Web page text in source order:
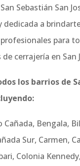
Sebastián San
dedicada a
para
cerrajería en San
los barrios de
Cañada, Bengala,
Sur, Carmen,
Colonia